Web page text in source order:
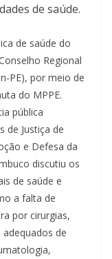
de saúde.
de saúde do
Regional
PE), por meio de
do MPPE.
pública
de Justiça de
e Defesa da
discutiu os
de saúde e
a falta de
por cirurgias,
de